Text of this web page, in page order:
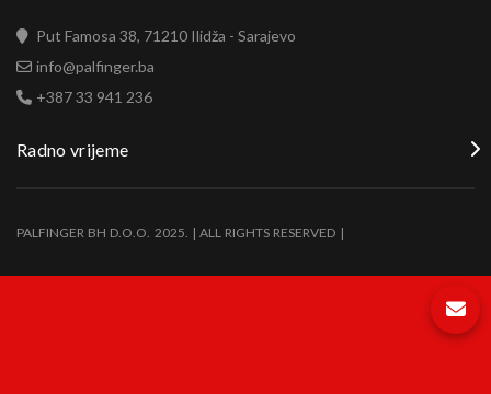
Put Famosa 38, 71210 Ilidža - Sarajevo
info@palfinger.ba
+387 33 941 236
Radno vrijeme
PALFINGER BH D.O.O. 2025. | ALL RIGHTS RESERVED |